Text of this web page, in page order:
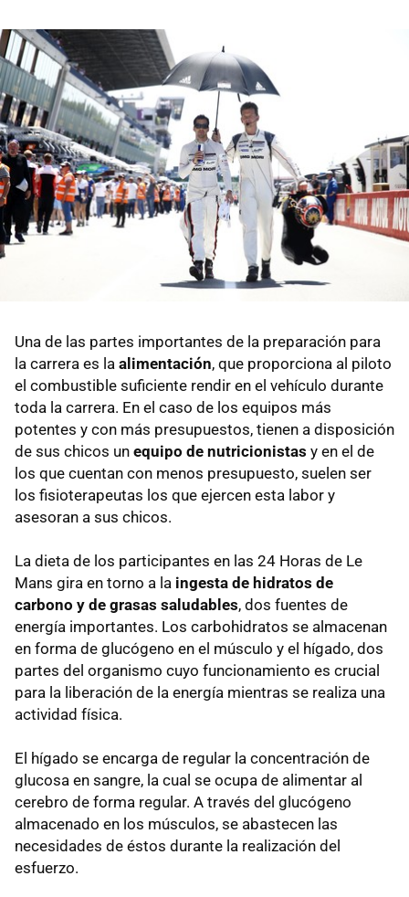
Una de las partes importantes de la preparación para
la carrera es la alimentación, que proporciona al piloto
el combustible suficiente rendir en el vehículo durante
toda la carrera. En el caso de los equipos más
potentes y con más presupuestos, tienen a disposición
de sus chicos un equipo de nutricionistas y en el de
los que cuentan con menos presupuesto, suelen ser
los fisioterapeutas los que ejercen esta labor y
asesoran a sus chicos.
La dieta de los participantes en las 24 Horas de Le
Mans gira en torno a la ingesta de hidratos de
carbono y de grasas saludables, dos fuentes de
energía importantes. Los carbohidratos se almacenan
en forma de glucógeno en el músculo y el hígado, dos
partes del organismo cuyo funcionamiento es crucial
para la liberación de la energía mientras se realiza una
actividad física.
El hígado se encarga de regular la concentración de
glucosa en sangre, la cual se ocupa de alimentar al
cerebro de forma regular. A través del glucógeno
almacenado en los músculos, se abastecen las
necesidades de éstos durante la realización del
esfuerzo.